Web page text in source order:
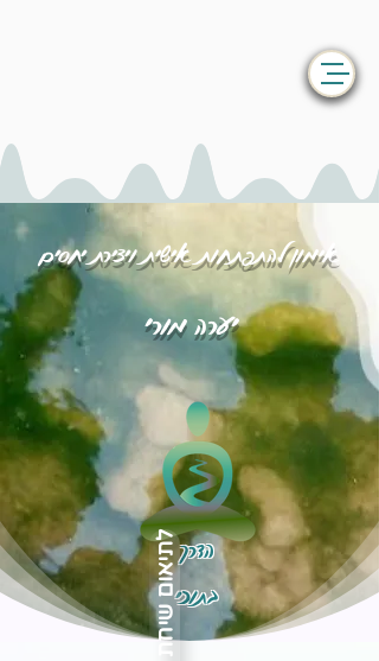
אימון להתפתחות אישית ויצירת יחסים
יערה מורי
הדרך
בתוכי